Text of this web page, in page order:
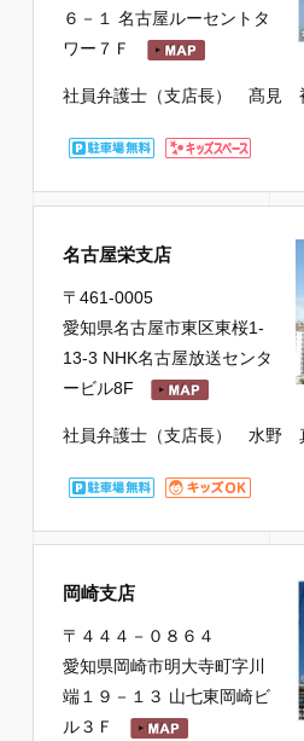
６－１ 名古屋ルーセントタ
ワー７Ｆ
社員弁護士（支店長） 髙見
名古屋栄支店
〒461-0005
愛知県名古屋市東区東桜1-
13-3 NHK名古屋放送センタ
ービル8F
社員弁護士（支店長） 水野
岡崎支店
〒４４４－０８６４
愛知県岡崎市明大寺町字川
端１９－１３ 山七東岡崎ビ
ル３Ｆ